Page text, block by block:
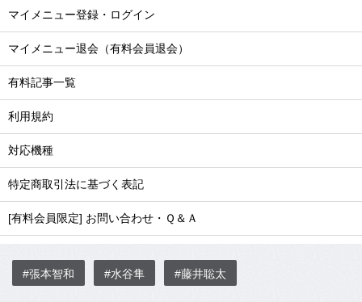
マイメニュー登録・ログイン
マイメニュー退会（有料会員退会）
有料記事一覧
利用規約
対応機種
特定商取引法に基づく表記
[有料会員限定] お問い合わせ・Ｑ＆Ａ
#張本智和 #水谷隼 #藤井聡太